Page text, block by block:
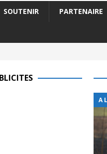
SOUTENIR PARTENAIRE
A